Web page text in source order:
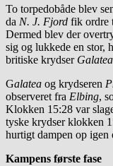
To torpedobåde blev
da N. J. Fjord fik ordre
Dermed blev der
sig og lukkede en stor,
britiske krydser Galatea,
Galatea og krydseren
observeret fra Elbing,
Klokken 15:28 var
tyske krydser klokken
hurtigt dampen op
Kampens første fase